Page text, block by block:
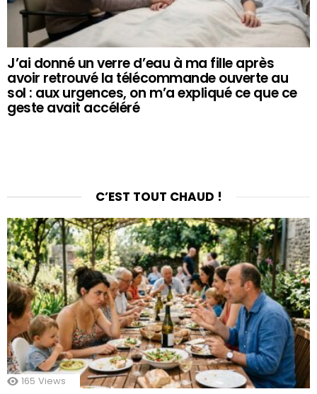
J’ai donné un verre d’eau à ma fille après
avoir retrouvé la télécommande ouverte au
sol : aux urgences, on m’a expliqué ce que ce
geste avait accéléré
C’EST TOUT CHAUD !
165 Views